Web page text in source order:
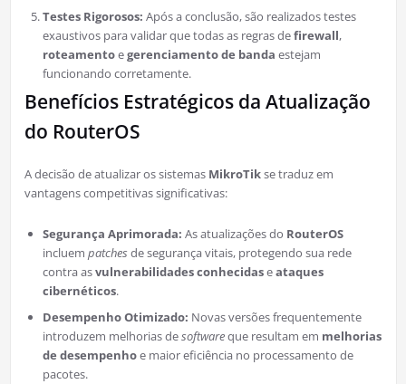
Testes Rigorosos: Após a conclusão, são realizados testes
exaustivos para validar que todas as regras defirewall,
roteamentoegerenciamento de banda estejam
funcionando corretamente.
Benefícios Estratégicos da Atualização
do RouterOS
A decisão de atualizar os sistemas MikroTikse traduz em
vantagens competitivas significativas:
Segurança Aprimorada: As atualizações do RouterOS
incluem patches de segurança vitais, protegendo sua rede
contra asvulnerabilidades conhecidaseataques
cibernéticos.
Desempenho Otimizado: Novas versões frequentemente
introduzem melhorias desoftwareque resultam em melhorias
de desempenhoe maior eficiência no processamento de
pacotes.